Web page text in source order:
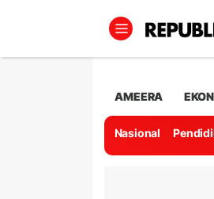
AMEERA
Nasional